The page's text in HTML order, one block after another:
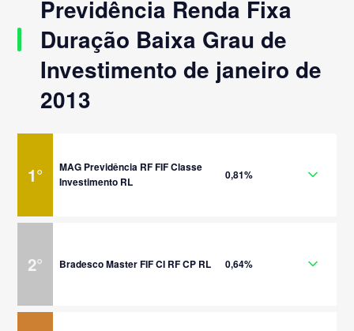
Previdência Renda Fixa
Duração Baixa Grau de
Investimento de janeiro de
2013
1°
MAG Previdência RF FIF Classe
Investimento RL
0,81%
2° Bradesco Master FIF CI RF CP RL 0,64%